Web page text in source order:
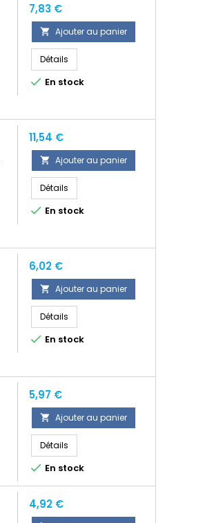
Prix
7,83 €
 Ajouter au panier
Détails
 En stock
Prix
11,54 €
 Ajouter au panier
Détails
 En stock
Prix
6,02 €
 Ajouter au panier
Détails
 En stock
Prix
5,97 €
 Ajouter au panier
Détails
 En stock
Prix
4,92 €